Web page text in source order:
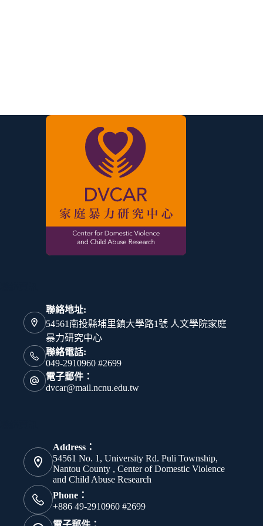
聯絡地址:
54561南投縣埔里鎮大學路1號 人文學院家庭
暴力研究中心
聯絡電話:
049-2910960 #2699
電子郵件：
dvcar@mail.ncnu.edu.tw
Address：
54561 No. 1, University Rd. Puli Township,
Nantou County , Center of Domestic Violence
and Child Abuse Research
Phone：
+886 49-2910960 #2699